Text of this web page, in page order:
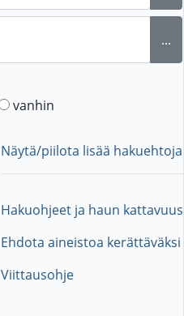
...
vanhin
Näytä/piilota lisää hakuehtoja
Hakuohjeet ja haun kattavuus
Ehdota aineistoa kerättäväksi
Viittausohje